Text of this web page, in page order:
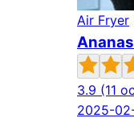
Air Fryer
3.9 (11
2025-